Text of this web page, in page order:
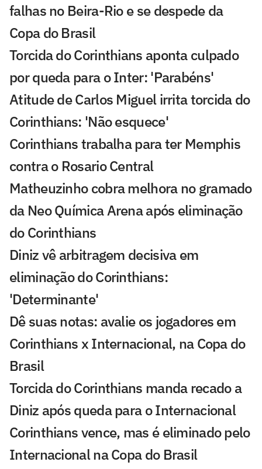
falhas no Beira-Rio e se despede da
Copa do Brasil
Torcida do Corinthians aponta culpado
por queda para o Inter: 'Parabéns'
Atitude de Carlos Miguel irrita torcida do
Corinthians: 'Não esquece'
Corinthians trabalha para ter Memphis
contra o Rosario Central
Matheuzinho cobra melhora no gramado
da Neo Química Arena após eliminação
do Corinthians
Diniz vê arbitragem decisiva em
eliminação do Corinthians:
'Determinante'
Dê suas notas: avalie os jogadores em
Corinthians x Internacional, na Copa do
Brasil
Torcida do Corinthians manda recado a
Diniz após queda para o Internacional
Corinthians vence, mas é eliminado pelo
Internacional na Copa do Brasil